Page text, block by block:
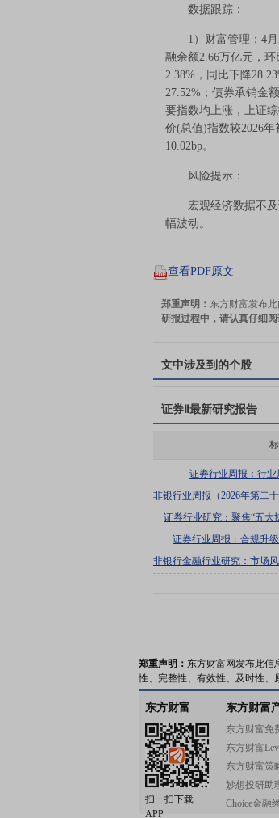
数据跟踪：
1）财富管理：4月A
融余额2.66万亿元，
2.38%，同比下降
27.52%；债券承销金
要指数均上涨，上证
价(总值)指数较2026年
10.02bp。
风险提示：
宏观经济数据不及
幅波动。
查看PDF原文
郑重声明： 东方财富发布
研报过程中，请认真仔细
文中涉及到的个股
证券Ⅱ 最新研究报告
证券行业周报：行
非银行业周报（2026年第二
证券行业研究：聚焦“五大
证券行业周报：合规升
非银行金融行业研究：市场
郑重声明： 东方财富网发布此信
性、完整性、有效性、及时性、
东方财富
扫一扫下载
APP
东方财富
东方财富免
东方财富
东方财富策
妙想投研助
Choice金融